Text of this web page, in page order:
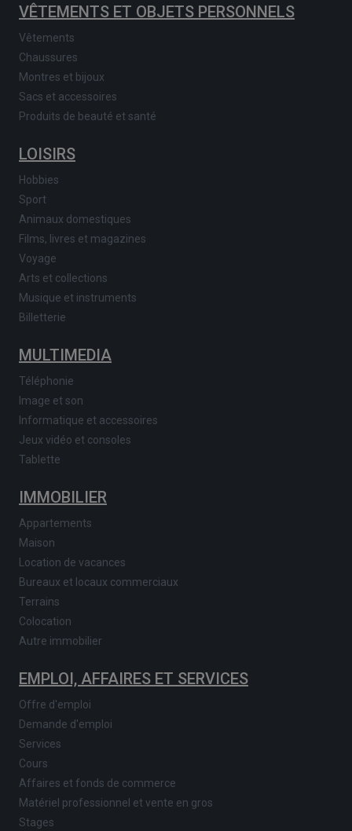
VÊTEMENTS ET OBJETS PERSONNELS
Vêtements
Chaussures
Montres et bijoux
Sacs et accessoires
Produits de beauté et santé
LOISIRS
Hobbies
Sport
Animaux domestiques
Films, livres et magazines
Voyage
Arts et collections
Musique et instruments
Billetterie
MULTIMEDIA
Téléphonie
Image et son
Informatique et accessoires
Jeux vidéo et consoles
Tablette
IMMOBILIER
Appartements
Maison
Location de vacances
Bureaux et locaux commerciaux
Terrains
Colocation
Autre immobilier
EMPLOI, AFFAIRES ET SERVICES
Offre d'emploi
Demande d'emploi
Services
Cours
Affaires et fonds de commerce
Matériel professionnel et vente en gros
Stages